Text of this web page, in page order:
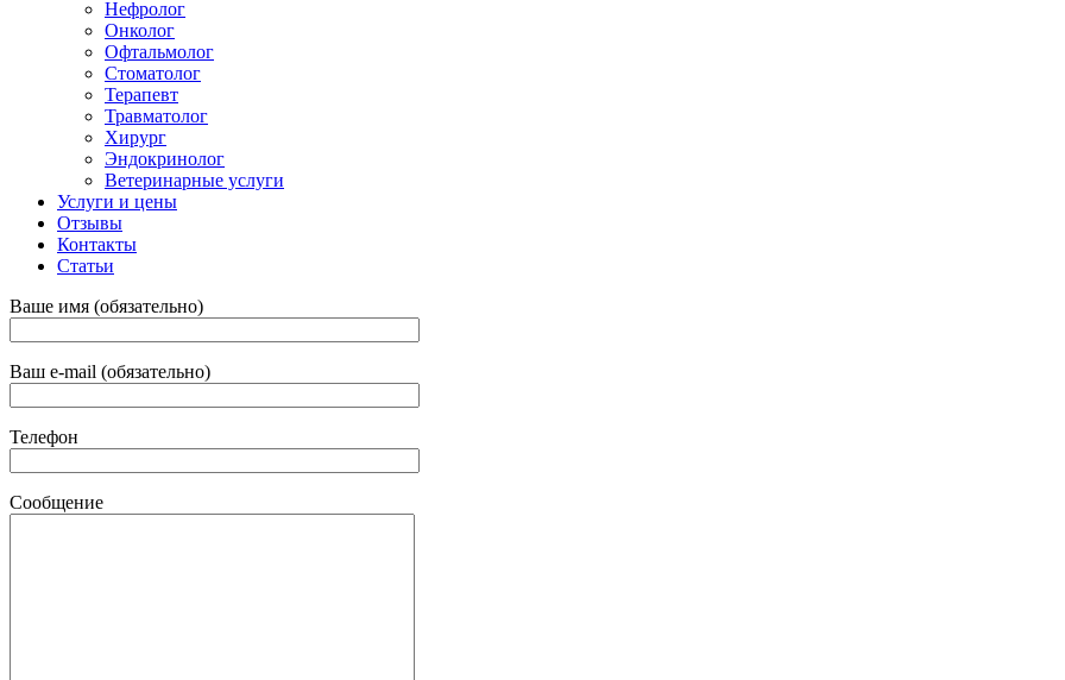
Нефролог
Онколог
Офтальмолог
Стоматолог
Терапевт
Травматолог
Хирург
Эндокринолог
Ветеринарные услуги
Услуги и цены
Отзывы
Контакты
Статьи
Ваше имя (обязательно)
Ваш e-mail (обязательно)
Телефон
Сообщение